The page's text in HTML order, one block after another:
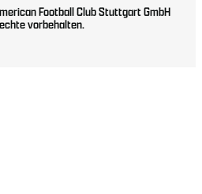
Football Club Stuttgart GmbH
vorbehalten.